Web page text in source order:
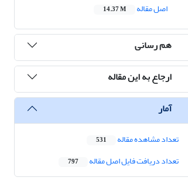
اصل مقاله
14.37 M
هم رسانی
ارجاع به این مقاله
آمار
تعداد مشاهده مقاله 531
تعداد دریافت فایل اصل مقاله 797